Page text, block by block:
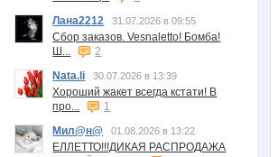
Лана2212
31.07.2026 в 09:55
Сбор заказов. Vesnaletto! Бомба!
Ш...
2
Nata.li
30.07.2026 в 13:39
Хороший жакет всегда кстати! В
про...
1
Мил@н@
01.08.2026 в 13:22
ЕЛЛЕТТО!!!ДИКАЯ РАСПРОДАЖА